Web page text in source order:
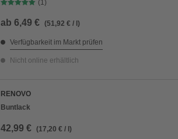
(1)
ab 6,49 € (51,92 € / l)
Verfügbarkeit im Markt prüfen
Nicht online erhältlich
RENOVO
Buntlack
42,99 € (17,20 € / l)